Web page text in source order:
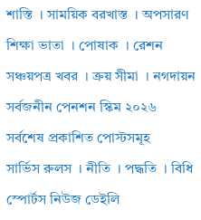
শাস্তি । সাময়িক বরখাস্ত । অপসারণ
শিক্ষা ভাতা । পোষাক । রেশন
সঞ্চয়পত্র খবর । ক্রয় সীমা । নগদায়ন
সর্বজনীন পেনশন স্কিম ২০২৬
সর্বশেষ প্রকাশিত পোস্টসমূহ
সার্ভিস রুলস । নীতি । পদ্ধতি । বিধি
স্পোর্টস নিউজ ডেইলি